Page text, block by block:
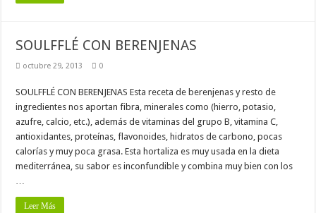
SOULFFLÉ CON BERENJENAS
octubre 29, 2013 0
SOULFFLÉ CON BERENJENAS Esta receta de berenjenas y resto de
ingredientes nos aportan fibra, minerales como (hierro, potasio,
azufre, calcio, etc.), además de vitaminas del grupo B, vitamina C,
antioxidantes, proteínas, flavonoides, hidratos de carbono, pocas
calorías y muy poca grasa. Esta hortaliza es muy usada en la dieta
mediterránea, su sabor es inconfundible y combina muy bien con los
…
Leer Más